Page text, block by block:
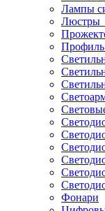
Лампы
Люстры
Профиль
Фонари